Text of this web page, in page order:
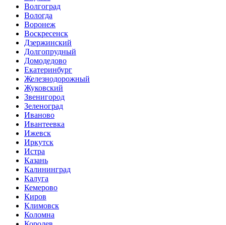
Волгоград
Вологда
Воронеж
Воскресенск
Дзержинский
Долгопрудный
Домодедово
Екатеринбург
Железнодорожный
Жуковский
Звенигород
Зеленоград
Иваново
Ивантеевка
Ижевск
Иркутск
Истра
Казань
Калининград
Калуга
Кемерово
Киров
Климовск
Коломна